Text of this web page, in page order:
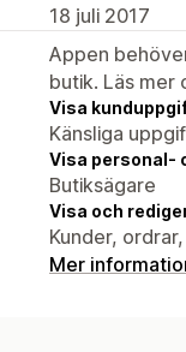
18 juli 2017
Appen
butik. Läs mer
Visa
Känsliga
Visa personal-
Butiksägare
Visa och
Kunder,
Mer